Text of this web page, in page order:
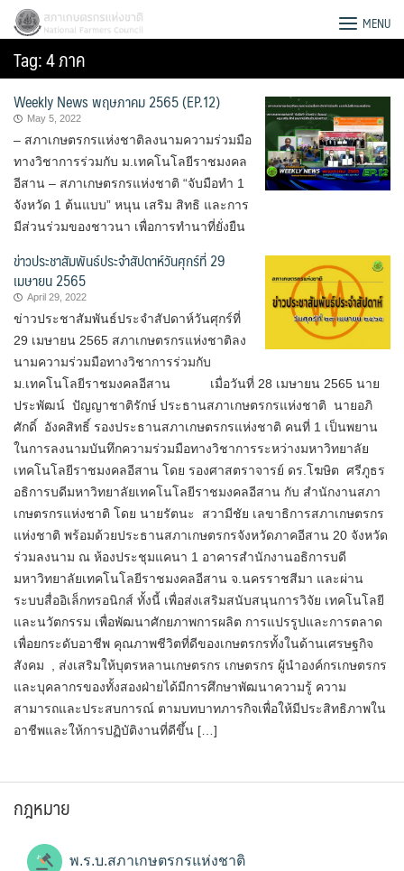
Skip
content
Search
for:
สภาเกษตรกรแห่งชาติ MENU
Tag:4 ภาค
Weekly News พฤษภาคม 2565 (EP.12)
May 5, 2022
– สภาเกษตรกรแห่งชาติลงนามความร่วมมือ
ทางวิชาการร่วมกับ ม.เทคโนโลยีราชมงคล
อีสาน – สภาเกษตรกรแห่งชาติ “จับมือทำ 1
จังหวัด 1 ต้นแบบ” หนุน เสริม สิทธิ และการ
มีส่วนร่วมของชาวนา เพื่อการทำนาที่ยั่งยืน
ข่าวประชาสัมพันธ์ประจำสัปดาห์วันศุกร์ที่ 29
เมษายน 2565
April 29, 2022
ข่าวประชาสัมพันธ์ประจำสัปดาห์วันศุกร์ที่
29 เมษายน 2565 สภาเกษตรกรแห่งชาติลง
นามความร่วมมือทางวิชาการร่วมกับ
ม.เทคโนโลยีราชมงคลอีสาน เมื่อวันที่ 28 เมษายน 2565 นาย
ประพัฒน์ ปัญญาชาติรักษ์ ประธานสภาเกษตรกรแห่งชาติ นายอภิ
ศักดิ์ อังคสิทธิ์ รองประธานสภาเกษตรกรแห่งชาติ คนที่ 1 เป็นพยาน
ในการลงนามบันทึกความร่วมมือทางวิชาการระหว่างมหาวิทยาลัย
เทคโนโลยีราชมงคลอีสาน โดย รองศาสตราจารย์ ดร.โฆษิต ศรีภูธร
อธิการบดีมหาวิทยาลัยเทคโนโลยีราชมงคลอีสาน กับ สำนักงานสภา
เกษตรกรแห่งชาติ โดย นายรัตนะ สวามีชัย เลขาธิการสภาเกษตรกร
แห่งชาติ พร้อมด้วยประธานสภาเกษตรกรจังหวัดภาคอีสาน 20 จังหวัด
ร่วมลงนาม ณ ห้องประชุมแคนา 1 อาคารสำนักงานอธิการบดี
มหาวิทยาลัยเทคโนโลยีราชมงคลอีสาน จ.นครราชสีมา และผ่าน
ระบบสื่ออิเล็กทรอนิกส์ ทั้งนี้ เพื่อส่งเสริมสนับสนุนการวิจัย เทคโนโลยี
และนวัตกรรม เพื่อพัฒนาศักยภาพการผลิต การแปรรูปและการตลาด
เพื่อยกระดับอาชีพ คุณภาพชีวิตที่ดีของเกษตรกรทั้งในด้านเศรษฐกิจ
สังคม , ส่งเสริมให้บุตรหลานเกษตรกร เกษตรกร ผู้นำองค์กรเกษตรกร
และบุคลากรของทั้งสองฝ่ายได้มีการศึกษาพัฒนาความรู้ ความ
สามารถและประสบการณ์ ตามบทบาทภารกิจเพื่อให้มีประสิทธิภาพใน
อาชีพและให้การปฏิบัติงานที่ดีขึ้น […]
กฎหมาย
พ.ร.บ.สภาเกษตรกรแห่งชาติ